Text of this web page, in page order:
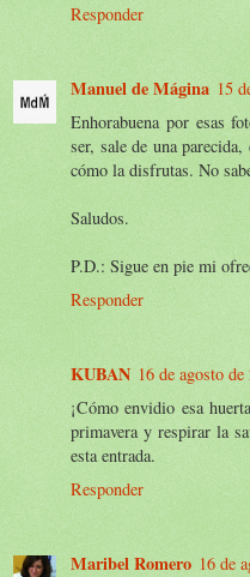
Responder
Manuel de Mágina 15
Enhorabuena por esas
ser, sale de una
cómo la disfrutas. No
Saludos.
P.D.: Sigue en pie mi
Responder
KUBAN 16 de agosto
¡Cómo envidio esa
primavera y respirar la
esta entrada.
Responder
Maribel Romero 16 de